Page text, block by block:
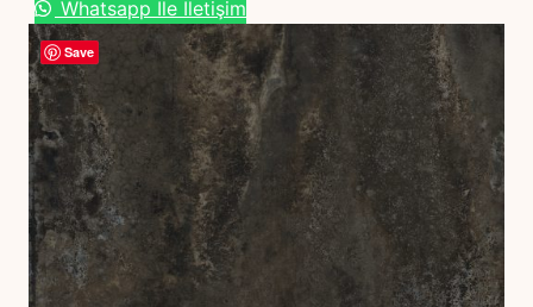
Whatsapp İle İletişim
Save